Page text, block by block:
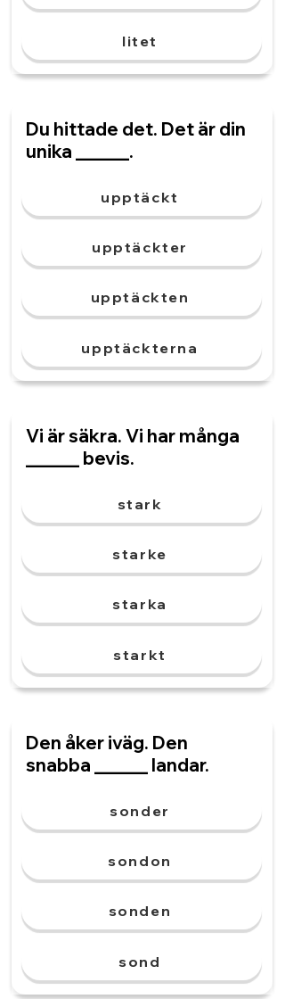
litet
Du hittade det. Det är din
unika ______.
upptäckt
upptäckter
upptäckten
upptäckterna
Vi är säkra. Vi har många
______ bevis.
stark
starke
starka
starkt
Den åker iväg. Den
snabba ______ landar.
sonder
sondon
sonden
sond